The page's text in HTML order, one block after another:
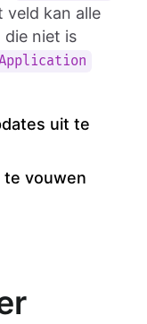
veld kan alle
die niet is
uit te
te vouwen